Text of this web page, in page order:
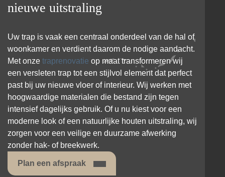
nieuwe uitstraling
Uw trap is vaak een centraal onderdeel van de hal of
woonkamer en verdient daarom de nodige aandacht.
Met onze traprenovatie op maat transformeren wij
een versleten trap tot een stijlvol element dat perfect
past bij uw nieuwe vloer of interieur. Wij werken met
hoogwaardige materialen die bestand zijn tegen
intensief dagelijks gebruik. Of u nu kiest voor een
moderne look of een natuurlijke houten uitstraling, wij
zorgen voor een veilige en duurzame afwerking
zonder hak- of breekwerk.
Plan een afspraak